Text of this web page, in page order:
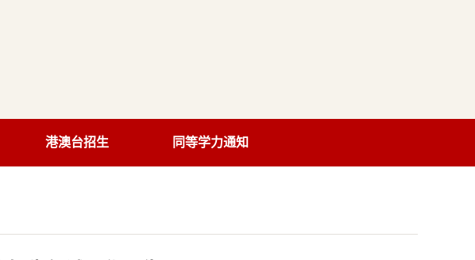
港澳台招生 同等学力通知